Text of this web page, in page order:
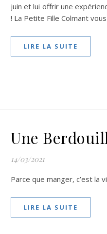
juin et lui offrir une
! La Petite Fille Colmant
LIRE LA SUITE
Une
14/03/2021
Parce que manger, c’est la
LIRE LA SUITE